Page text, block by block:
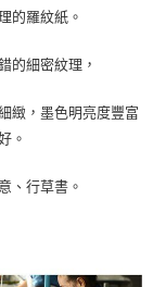
的羅紋紙。
的細密紋理，
緻，墨色明亮度豐富
。
、行草書。